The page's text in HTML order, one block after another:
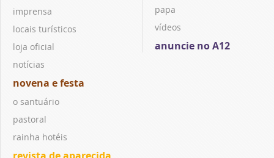
imprensa
locais turísticos
loja oficial
notícias
novena e festa
o santuário
pastoral
rainha hotéis
revista de aparecida
papa
vídeos
anuncie no A12